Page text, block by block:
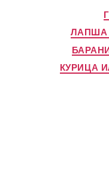
КУРИЦА